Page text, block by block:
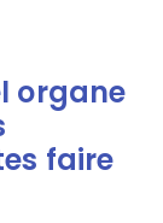
organe
faire